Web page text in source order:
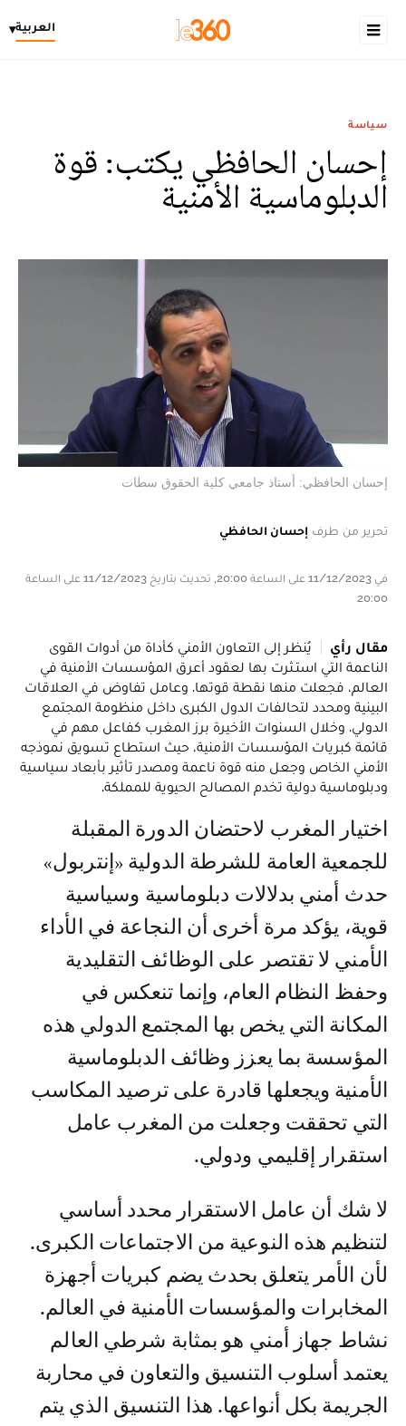
العربية▾
سياسة
إحسان الحافظي يكتب: قوة
الدبلوماسية الأمنية
إحسان الحافظي: أستاذ جامعي كلية الحقوق سطات
تحرير من طرف إحسان الحافظي
في 11/12/2023 على الساعة 20:00, تحديث بتاريخ 11/12/2023 على الساعة
20:00
مقال رأي
يُنظر إلى التعاون الأمني كأداة من أدوات القوى
الناعمة التي استـثرت بها لعقود أعرق المؤسسات الأمنية في
العالم، فجعلت منها نقطة قوتها. وعامل تفاوض في العلاقات
البينية ومحدد لتحالفات الدول الكبرى داخل منظومة المجتمع
الدولي. وخلال السنوات الأخيرة برز المغرب كفاعل مهم في
قائمة كبريات المؤسسات الأمنية، حيث استطاع تسويق نموذجه
الأمني الخاص وجعل منه قوة ناعمة ومصدر تأثير بأبعاد سياسية
ودبلوماسية دولية تخدم المصالح الحيوية للمملكة.
اختيار المغرب لاحتضان الدورة المقبلة
للجمعية العامة للشرطة الدولية «إنتربول»
حدث أمني بدلالات دبلوماسية وسياسية
قوية، يؤكد مرة أخرى أن النجاعة في الأداء
الأمني لا تقتصر على الوظائف التقليدية
وحفظ النظام العام، وإنما تنعكس في
المكانة التي يخص بها المجتمع الدولي هذه
المؤسسة بما يعزز وظائف الدبلوماسية
الأمنية ويجعلها قادرة على ترصيد المكاسب
التي تحققت وجعلت من المغرب عامل
استقرار إقليمي ودولي.
لا شك أن عامل الاستقرار محدد أساسي
لتنظيم هذه النوعية من الاجتماعات الكبرى.
لأن الأمر يتعلق بحدث يضم كبريات أجهزة
المخابرات والمؤسسات الأمنية في العالم.
نشاط جهاز أمني هو بمثابة شرطي العالم
يعتمد أسلوب التنسيق والتعاون في محاربة
الجريمة بكل أنواعها. هذا التنسيق الذي يتم